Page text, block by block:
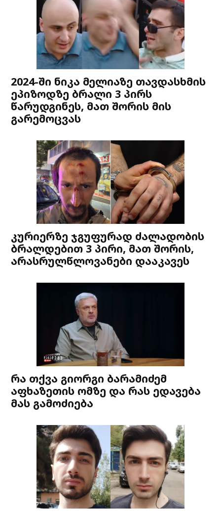
2024-ში ნიკა მელიაზე თავდასხმის
ეპიზოდზე ბრალი 3 პირს
წარუდგინეს, მათ შორის მის
გარემოცვას
კურიერზე ჯგუფურად ძალადობის
ბრალდებით 3 პირი, მათ შორის,
არასრულწლოვანები დააკავეს
რა თქვა გიორგი ბარამიძემ
აფხაზეთის ომზე და რას ედავება
მას გამოძიება